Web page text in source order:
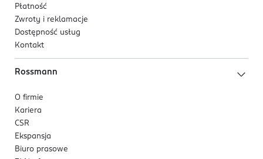
Płatność
Zwroty i reklamacje
Dostępność usług
Kontakt
Rossmann
O firmie
Kariera
CSR
Ekspansja
Biuro prasowe